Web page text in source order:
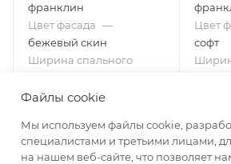
франклин
Цвет фасада —
бежевый скин
Ширина спального
в наличии
25 730₽/шт
31 000₽ -17%
Цвет
софт
25 730
31 000
Файлы cookie
Мы используем файлы cookie,
специалистами и третьими лицами,
на нашем веб-сайте, что позволяет